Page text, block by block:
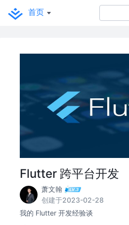
首页
Flutter 跨平台开发
萧文翰
创建于2023-02-28
我的 Flutter 开发经验谈